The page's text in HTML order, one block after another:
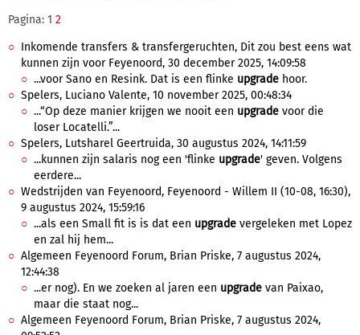
Pagina: 1 2
Inkomende transfers & transfergeruchten, Dit zou best eens wat
kunnen zijn voor Feyenoord, 30 december 2025, 14:09:58
...voor Sano en Resink. Dat is een flinke upgrade hoor.
Spelers, Luciano Valente, 10 november 2025, 00:48:34
...“Op deze manier krijgen we nooit een upgrade voor die
loser Locatelli.”...
Spelers, Lutsharel Geertruida, 30 augustus 2024, 14:11:59
...kunnen zijn salaris nog een 'flinke upgrade' geven. Volgens
eerdere...
Wedstrijden van Feyenoord, Feyenoord - Willem II (10-08, 16:30),
9 augustus 2024, 15:59:16
...als een Small fit is is dat een upgrade vergeleken met Lopez
en zal hij hem...
Algemeen Feyenoord Forum, Brian Priske, 7 augustus 2024,
12:44:38
...er nog). En we zoeken al jaren een upgrade van Paixao,
maar die staat nog...
Algemeen Feyenoord Forum, Brian Priske, 7 augustus 2024,